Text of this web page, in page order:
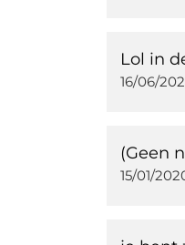
Lol in
16/06/
(Geen
15/01/